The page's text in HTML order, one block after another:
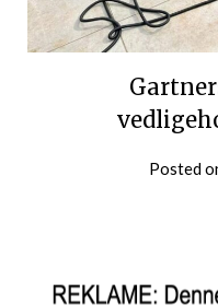
Posted